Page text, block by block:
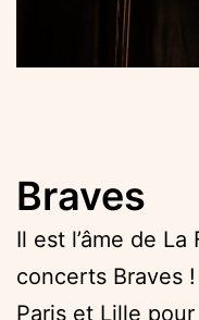
Braves
Il est l’âme de
concerts Braves
Paris et Lille